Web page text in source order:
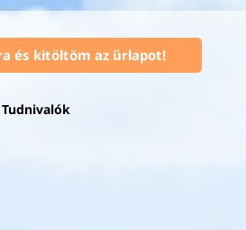
és kitöltöm az űrlapot!